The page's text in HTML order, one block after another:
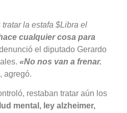
la estafa $Libra el
cualquier cosa para
el diputado Gerardo
«No nos van a frenar.
, agregó.
restaban tratar aún los
mental, ley alzheimer,